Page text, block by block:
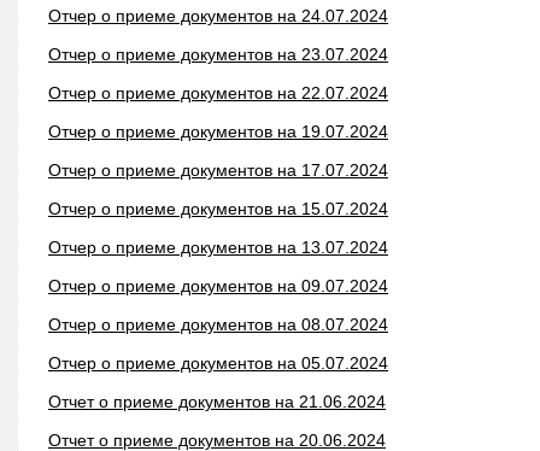
Отчер о приеме документов на 24.07.2024
Отчер о приеме документов на 23.07.2024
Отчер о приеме документов на 22.07.2024
Отчер о приеме документов на 19.07.2024
Отчер о приеме документов на 17.07.2024
Отчер о приеме документов на 15.07.2024
Отчер о приеме документов на 13.07.2024
Отчер о приеме документов на 09.07.2024
Отчер о приеме документов на 08.07.2024
Отчер о приеме документов на 05.07.2024
Отчет о приеме документов на 21.06.2024
Отчет о приеме документов на 20.06.2024